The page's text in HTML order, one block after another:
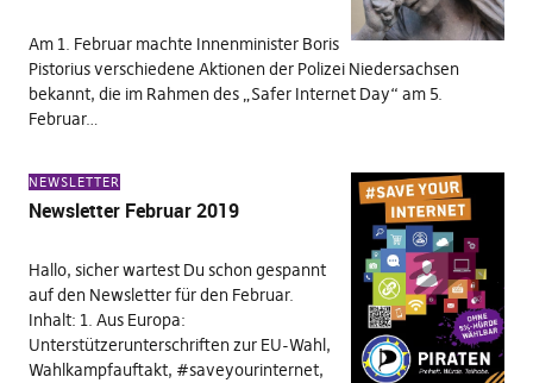
Am 1. Februar machte Innenminister Boris
Pistorius verschiedene Aktionen der Polizei Niedersachsen
bekannt, die im Rahmen des „Safer Internet Day“ am 5.
Februar…
NEWSLETTER
Newsletter Februar 2019
Hallo, sicher wartest Du schon gespannt
auf den Newsletter für den Februar.
Inhalt: 1. Aus Europa:
Unterstützerunterschriften zur EU-Wahl,
Wahlkampfauftakt, #saveyourinternet,